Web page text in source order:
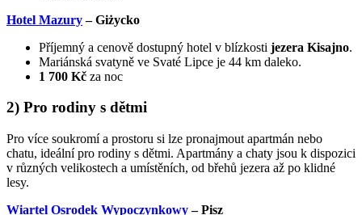
Hotel Mazury– Giżycko
Příjemný a cenově dostupný hotel v blízkosti jezera Kisajno.
Mariánská svatyně ve Svaté Lipce je 44 km daleko.
1 700 Kč za noc
2) Pro rodiny s dětmi
Pro více soukromí a prostoru si lze pronajmout apartmán nebo
chatu, ideální pro rodiny s dětmi. Apartmány a chaty jsou k dispozici
v různých velikostech a umístěních, od břehů jezera až po klidné
lesy.
Wiartel Osrodek Wypoczynkowy– Pisz